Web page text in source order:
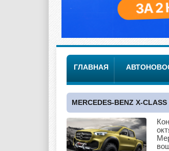
ГЛАВНАЯ
MERCEDES-BENZ X-